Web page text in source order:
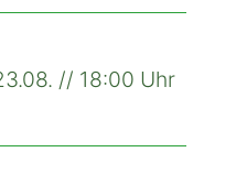
// 18:00 Uhr